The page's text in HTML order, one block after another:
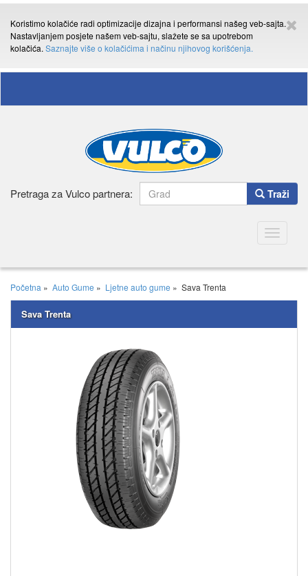
Koristimo kolačiće radi optimizacije dizajna i performansi našeg veb-sajta.
Nastavljanjem posjete našem veb-sajtu, slažete se sa upotrebom
kolačića. Saznajte više o kolačićima i načinu njihovog korišćenja.
Pretraga za Vulco partnera: Traži
Toggle
Početna » Auto Gume » Ljetne auto gume » Sava Trenta
Sava Trenta